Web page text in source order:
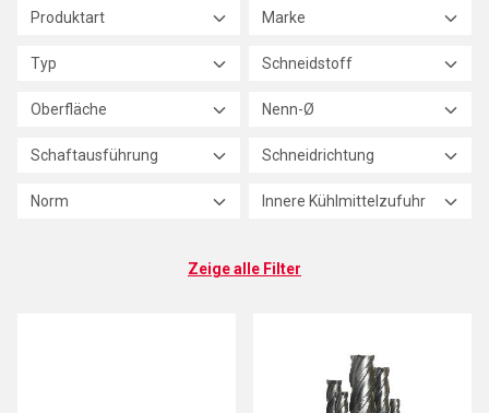
Produktart Marke
Typ Schneidstoff
Oberfläche Nenn-Ø
Schaftausführung Schneidrichtung
Norm Innere Kühlmittelzufuhr
Zeige alle Filter